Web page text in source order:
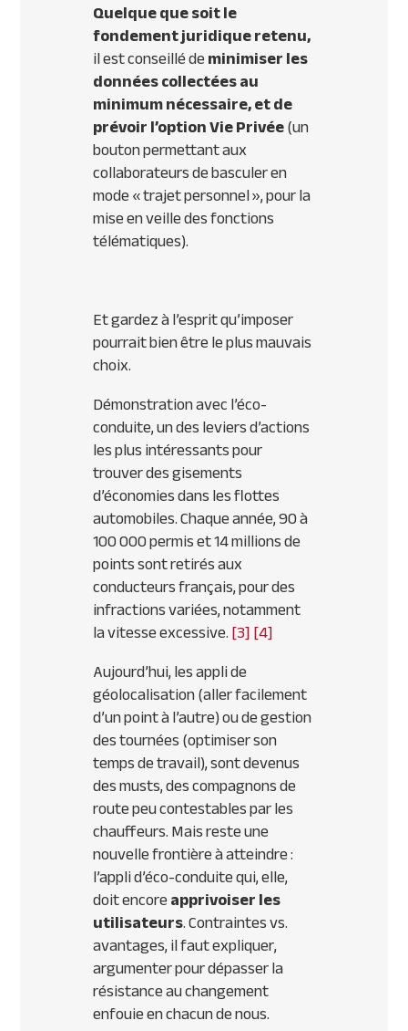
Quelque que soit le
fondement juridique retenu,
il est conseillé deminimiser les
données collectées au
minimum nécessaire, et de
prévoir l’option Vie Privée(un
bouton permettant aux
collaborateurs de basculer en
mode « trajet personnel », pour la
mise en veille des fonctions
télématiques).
Et gardez à l’esprit qu’imposer
pourrait bien être le plus mauvais
choix.
Démonstration avec l’éco-
conduite, un des leviers d’actions
les plus intéressants pour
trouver des gisements
d’économies dans les flottes
automobiles. Chaque année, 90 à
100 000 permis et 14 millions de
points sont retirés aux
conducteurs français, pour des
infractions variées, notamment
la vitesse excessive.[3][4]
Aujourd’hui, les appli de
géolocalisation (aller facilement
d’un point à l’autre) ou de gestion
des tournées (optimiser son
temps de travail), sont devenus
des musts, des compagnons de
route peu contestables par les
chauffeurs. Mais reste une
nouvelle frontière à atteindre :
l’appli d’éco-conduite qui, elle,
doit encoreapprivoiser les
utilisateurs. Contraintes vs.
avantages, il faut expliquer,
argumenter pour dépasser la
résistance au changement
enfouie en chacun de nous.